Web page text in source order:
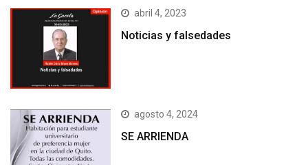
abril 4, 2023
Noticias y falsedades
agosto 4, 2024
SE ARRIENDA